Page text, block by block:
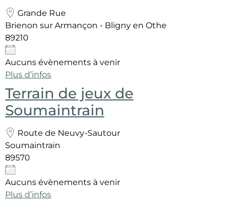
Grande Rue
Brienon sur Armançon - Bligny en Othe
89210
Aucuns évènements à venir
Plus d’infos
Terrain de jeux de
Soumaintrain
Route de Neuvy-Sautour
Soumaintrain
89570
Aucuns évènements à venir
Plus d’infos